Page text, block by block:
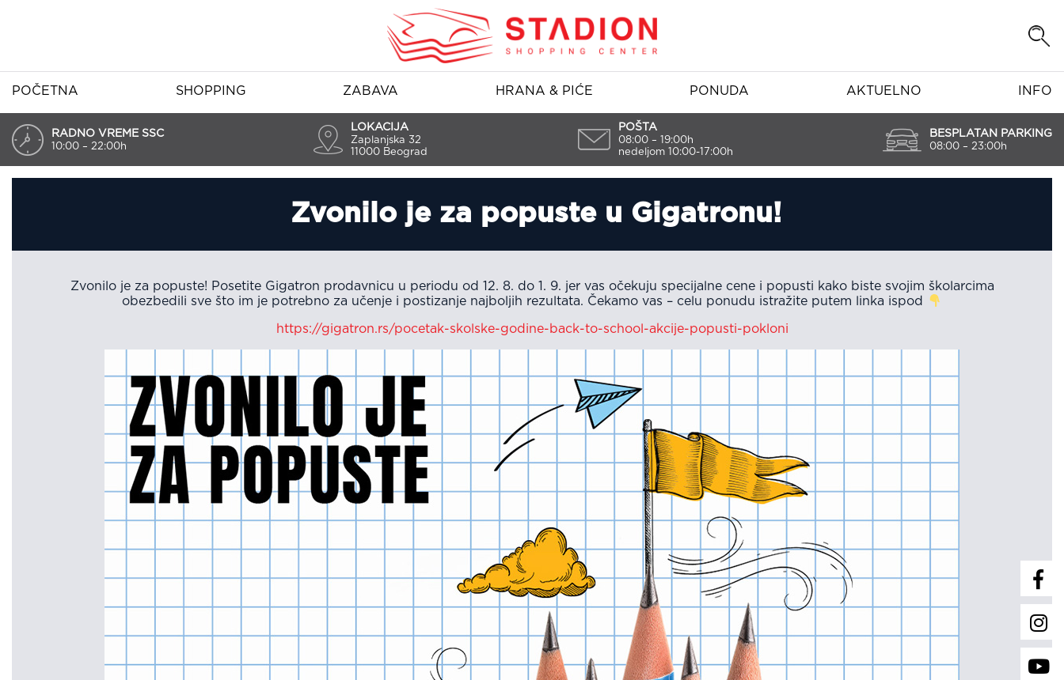
POČETNA SHOPPING ZABAVA HRANA & PIĆE PONUDA AKTUELNO INFO
RADNO VREME SSC
10:00 – 22:00h
LOKACIJA
Zaplanjska 32
11000 Beograd
POŠTA
08:00 – 19:00h
nedeljom 10:00-17:00h
BESPLATAN PARKING
08:00 – 23:00h
Zvonilo je za popuste u Gigatronu!
Zvonilo je za popuste! Posetite Gigatron prodavnicu u periodu od 12. 8. do 1. 9. jer vas očekuju specijalne cene i popusti kako biste svojim školarcima
obezbedili sve što im je potrebno za učenje i postizanje najboljih rezultata. Čekamo vas – celu ponudu istražite putem linka ispod
https://gigatron.rs/pocetak-skolske-godine-back-to-school-akcije-popusti-pokloni